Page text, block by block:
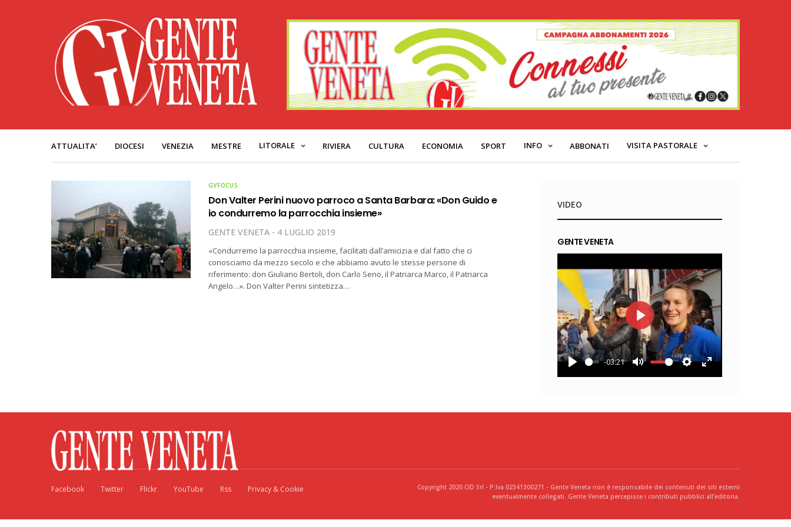
ATTUALITA’ DIOCESI VENEZIA MESTRE LITORALE RIVIERA CULTURA ECONOMIA SPORT INFO ABBONATI VISITA PASTORALE
GVFOCUS
Don Valter Perini nuovo parroco a Santa Barbara: «Don Guido e
io condurremo la parrocchia insieme»
GENTE VENETA 4 LUGLIO 2019
«Condurremo la parrocchia insieme, facilitati dall’amicizia e dal fatto che ci
conosciamo da mezzo secolo e che abbiamo avuto le stesse persone di
riferimento: don Giuliano Bertoli, don Carlo Seno, il Patriarca Marco, il Patriarca
Angelo…». Don Valter Perini sintetizza…
VIDEO
GENTE VENETA
-03:21
Play
Facebook Twitter Flickr YouTube Rss Privacy & Cookie
Copyright 2020 CID Srl - P.Iva 02341300271 - Gente Veneta non è responsabile dei contenuti dei siti esterni
eventualmente collegati. Gente Veneta percepisce i contributi pubblici all’editoria.